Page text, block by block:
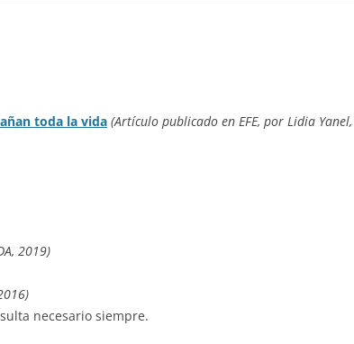
toda la vida (Artículo publicado en EFE, por Lidia
2019)
necesario siempre.